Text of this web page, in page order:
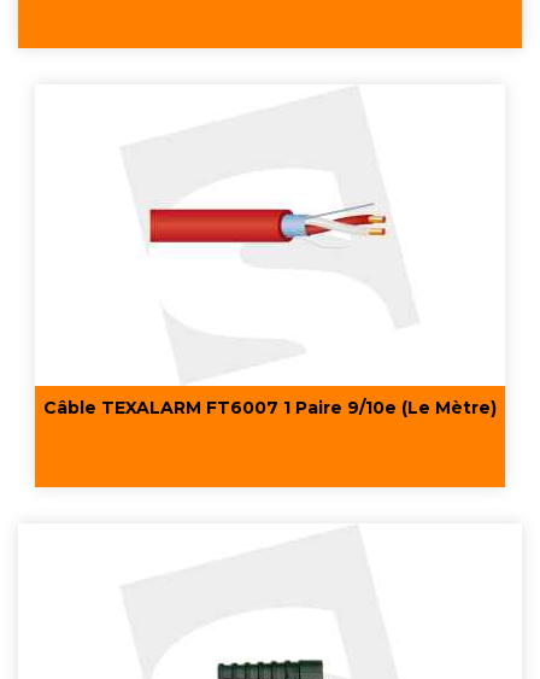
Câble TEXALARM FT6007 1 Paire 9/10e (Le Mètre)